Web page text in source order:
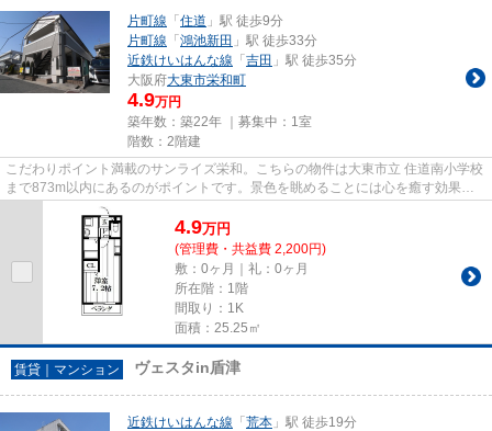
片町線 「 住道 」駅 徒歩9分
片町線 「 鴻池新田 」駅 徒歩33分
近鉄けいはんな線 「 吉田 」駅 徒歩35分
大阪府大東市栄和町
4.9万円
築年数：築22年 ｜募集中： 1室
階数：2階建
こだわりポイント満載のサンライズ栄和。こちらの物件は大東市立 住道南小学校
まで873m以内にあるのがポイントです。景色を眺めることには心を癒す効果が
あり、視力低下の恐れも少なく...
4.9万円
(管理費・共益費 2,200円)
敷：0ヶ月｜礼：0ヶ月
所在階：1階
間取り：1K
面積：25.25㎡
賃貸｜マンション ヴェスタin盾津
近鉄けいはんな線 「 荒本 」駅 徒歩19分